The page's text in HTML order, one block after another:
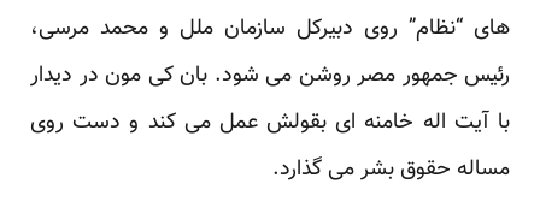
های “نظام” روی دبیرکل سازمان ملل و محمد مرسی،
رئیس جمهور مصر روشن می شود. بان کی مون در دیدار
با آیت اله خامنه ای بقولش عمل می کند و دست روی
مساله حقوق بشر می گذارد.